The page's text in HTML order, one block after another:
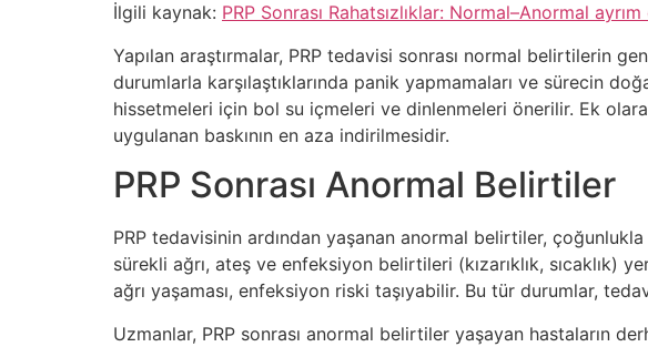
İlgili kaynak: PRP Sonrası Rahatsızlıklar: Normal–Anormal
Yapılan araştırmalar, PRP tedavisi sonrası normal belirtilerin
durumlarla karşılaştıklarında panik yapmamaları ve sürecin
hissetmeleri için bol su içmeleri ve dinlenmeleri önerilir. Ek
uygulanan baskının en aza indirilmesidir.
PRP Sonrası Anormal Belirtiler
PRP tedavisinin ardından yaşanan anormal belirtiler,
sürekli ağrı, ateş ve enfeksiyon belirtileri (kızarıklık, sıcaklık)
ağrı yaşaması, enfeksiyon riski taşıyabilir. Bu tür durumlar,
Uzmanlar, PRP sonrası anormal belirtiler yaşayan hastaların